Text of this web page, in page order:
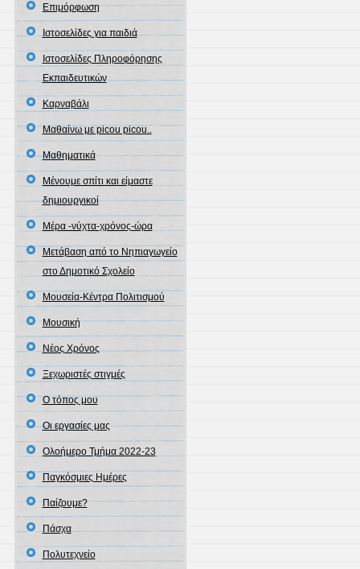
Επιμόρφωση
Ιστοσελίδες για παιδιά
Ιστοσελίδες Πληροφόρησης
Εκπαιδευτικών
Καρναβάλι
Μαθαίνω με picou picou..
Μαθηματικά
Μένουμε σπίτι και είμαστε
δημιουργικοί
Μέρα -νύχτα-χρόνος-ώρα
Μετάβαση από το Νηπιαγωγείο
στο Δημοτικό Σχολείο
Μουσεία-Κέντρα Πολιτισμού
Μουσική
Νέος Χρόνος
Ξεχωριστές στιγμές
Ο τόπος μου
Οι εργασίες μας
Ολοήμερο Τμήμα 2022-23
Παγκόσμιες Ημέρες
Παίζουμε?
Πάσχα
Πολυτεχνείο